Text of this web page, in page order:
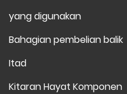
yang digunakan
Bahagian pembelian balik
Itad
Kitaran Hayat Komponen